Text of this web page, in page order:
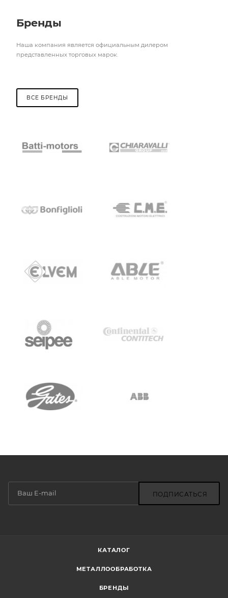
Бренды
Наша компания является официальным дилером
представленных торговых марок.
ВСЕ БРЕНДЫ
ПОДПИСАТЬСЯ
КАТАЛОГ
МЕТАЛЛООБРАБОТКА
БРЕНДЫ